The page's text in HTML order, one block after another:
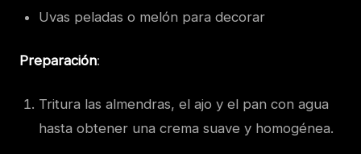
Uvas peladas o melón para decorar
Preparación:
Tritura las almendras, el ajo y el pan con agua
hasta obtener una crema suave y homogénea.